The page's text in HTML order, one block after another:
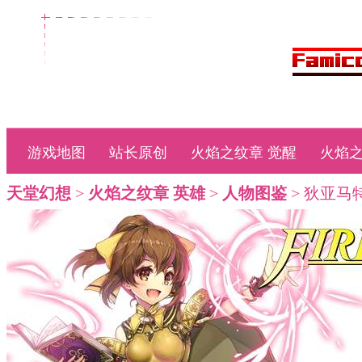
游戏地图 站长原创 火焰之纹章 觉醒 火焰
天堂幻想 > 火焰之纹章 英雄> 人物图鉴 > 狄亚马